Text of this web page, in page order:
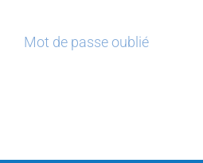
Mot de passe oublié